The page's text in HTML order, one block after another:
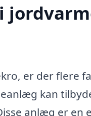
er der flere
kan
anlæg er en